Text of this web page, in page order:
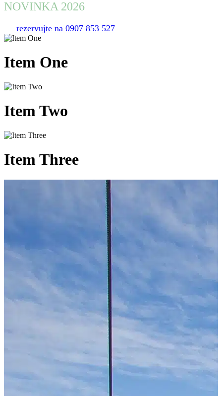
NOVINKA 2026
rezervujte na 0907 853 527
Item One
ItemTwo
Item Three